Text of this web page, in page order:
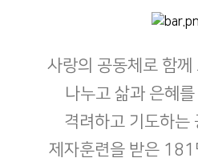
사랑의 공동체로 함
나누고 삶과 은혜
격려하고 기도하는
제자훈련을 받은 181